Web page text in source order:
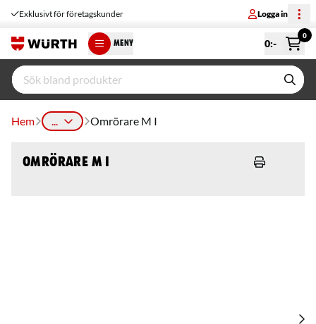
Exklusivt för företagskunder Logga in
MENY 0:-
0
Hem ... Omrörare M I
Omrörare M I